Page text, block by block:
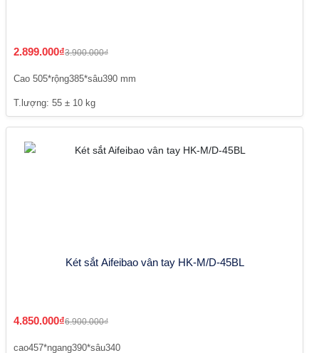
2.899.000₫3.900.000₫
Cao 505*rộng385*sâu390 mm
T.lượng: 55 ± 10 kg
Két sắt Aifeibao vân tay HK-M/D-45BL
4.850.000₫6.900.000₫
cao457*ngang390*sâu340